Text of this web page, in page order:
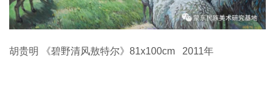
胡贵明 《碧野清风敖特尔》81x100cm 2011年